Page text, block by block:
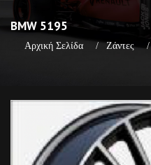
BMW 5195
Αρχική Σελίδα Ζάντες